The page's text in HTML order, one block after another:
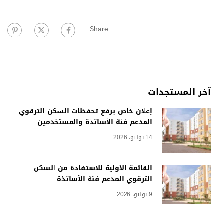
Share:
آخر المستجدات
إعلان خاص برفع تحفظات السكن الترقوي
المدعم فئة الأساتذة والمستخدمين
14 يوليو، 2026
القائمة الأولية للاستفادة من السكن
الترقوي المدعم فئة الأساتذة
9 يوليو، 2026